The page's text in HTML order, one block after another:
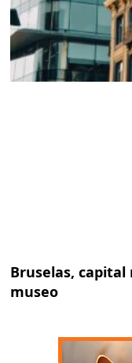
Bruselas,
museo